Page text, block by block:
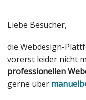
Liebe Besucher,
die Webdesign-
vorerst leider nicht
professionellen
gerne über